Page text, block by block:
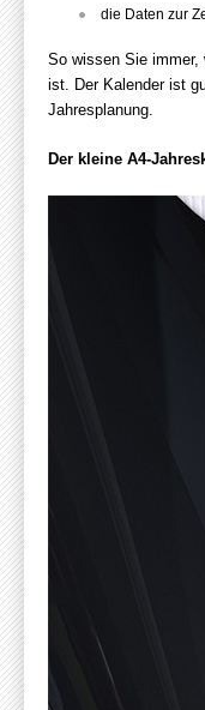
die Daten zur
So wissen Sie immer,
ist. Der Kalender ist
Jahresplanung.
Der kleine A4-